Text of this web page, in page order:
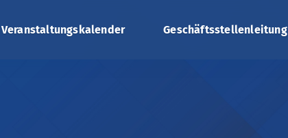
Veranstaltungskalender Geschäftsstellenleitung